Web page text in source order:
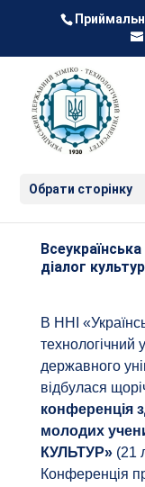
Обрати сторінку
діалог
В ННІ
технологічний
державного
відбулася
конференція
молодих
КУЛЬТУР»(21
Конференція